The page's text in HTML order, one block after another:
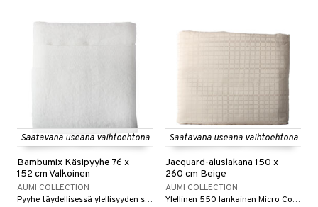
Saatavana useana vaihtoehtona
Bambumix Käsipyyhe 76 x
152 cm Valkoinen
AUMI COLLECTION
Pyyhe täydellisessä ylellisyyden sekoituksessa.
Saatavana useana vaihtoehtona
Jacquard-aluslakana 150 x
260 cm Beige
AUMI COLLECTION
Ylellinen 550 lankainen Micro Cotton -kuminauhalakana.